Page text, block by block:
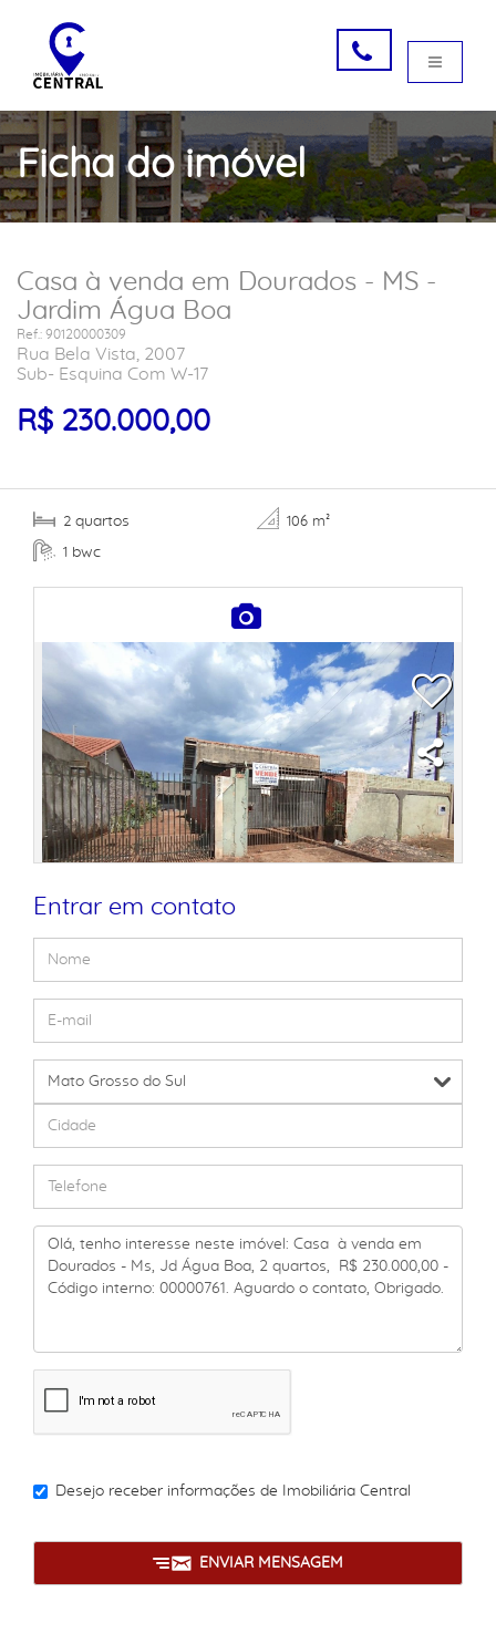
Ficha do imóvel
Casa à venda em Dourados - MS -
Jardim Água Boa
Ref.: 90120000309
Rua Bela Vista, 2007
Sub- Esquina Com W-17
R$ 230.000,00
2 quartos
1 bwc
106 m²
Entrar em contato
Desejo receber informações de Imobiliária Central
ENVIAR MENSAGEM